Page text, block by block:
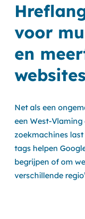
voor
en
websites
Net als een
een West-
zoekmachines
tags helpen
begrijpen of om
verschillende